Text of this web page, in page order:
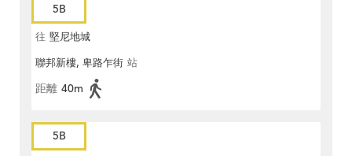
5B
往 堅尼地城
聯邦新樓, 卑路乍街 站
距離 40m
5B